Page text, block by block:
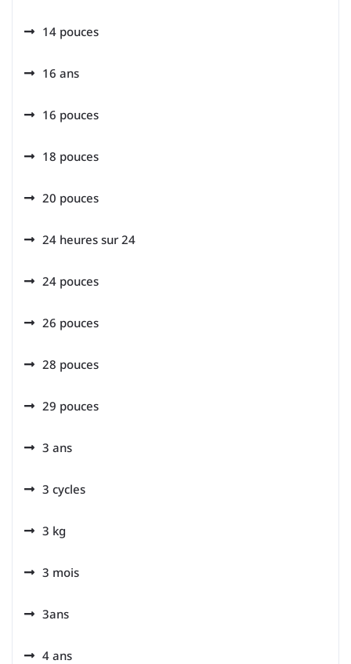
14 pouces
16 ans
16 pouces
18 pouces
20 pouces
24 heures sur 24
24 pouces
26 pouces
28 pouces
29 pouces
3 ans
3 cycles
3 kg
3 mois
3ans
4 ans